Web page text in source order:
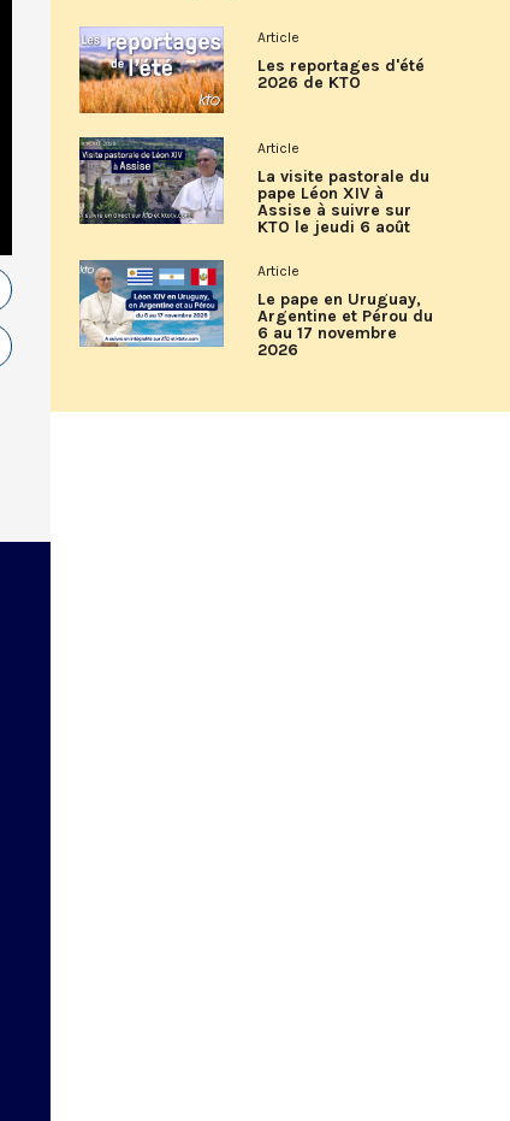
Article
Les reportages d'été
2026 de KTO
Article
La visite pastorale du
pape Léon XIV à
Assise à suivre sur
KTO le jeudi 6 août
Article
Le pape en Uruguay,
Argentine et Pérou du
6 au 17 novembre
2026